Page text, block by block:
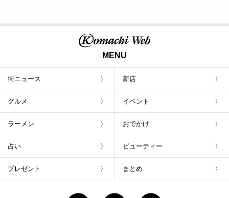
MENU
街ニュース 新店
グルメ イベント
ラーメン おでかけ
占い ビューティー
プレゼント まとめ